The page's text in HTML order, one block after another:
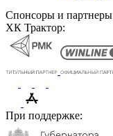
Спонсоры и партнеры
ХК Трактор:
При поддержке: